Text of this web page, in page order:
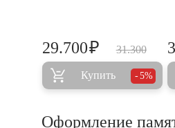
31.300
29.700₽
Купить 5%
Оформление